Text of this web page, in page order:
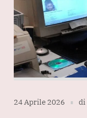
24 Aprile 2026 ∎ di